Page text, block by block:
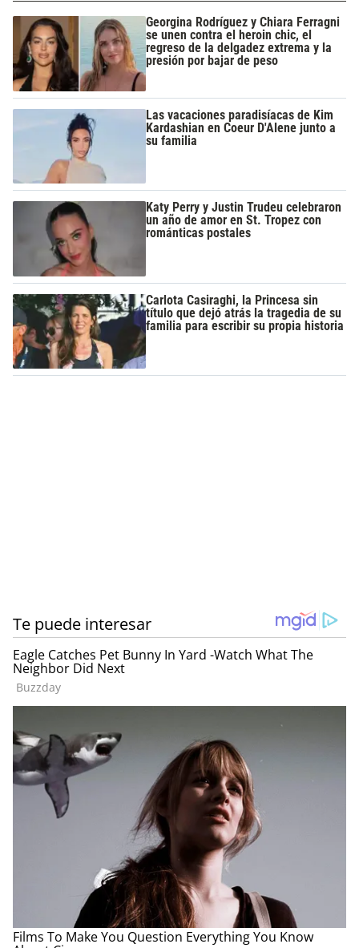
Georgina Rodríguez y Chiara Ferragni
se unen contra el heroin chic, el
regreso de la delgadez extrema y la
presión por bajar de peso
Las vacaciones paradisíacas de Kim
Kardashian en Coeur D'Alene junto a
su familia
Katy Perry y Justin Trudeu celebraron
un año de amor en St. Tropez con
románticas postales
Carlota Casiraghi, la Princesa sin
título que dejó atrás la tragedia de su
familia para escribir su propia historia